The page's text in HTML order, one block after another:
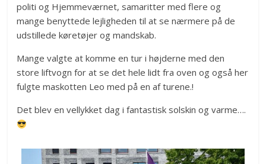
politi og Hjemmeværnet, samaritter med flere og
mange benyttede lejligheden til at se nærmere på de
udstillede køretøjer og mandskab.
Mange valgte at komme en tur i højderne med den
store liftvogn for at se det hele lidt fra oven og også her
fulgte maskotten Leo med på en af turene.!
Det blev en vellykket dag i fantastisk solskin og varme….